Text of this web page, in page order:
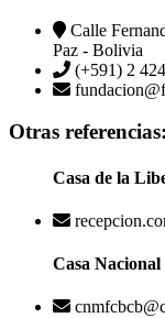
Calle
Paz - Bolivia
(+591) 2
Otras referencias:
Casa de la
Casa